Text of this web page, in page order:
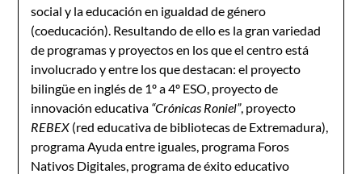
social y la educación en igualdad de género
(coeducación). Resultando de ello es la gran variedad
de programas y proyectos en los que el centro está
involucrado y entre los que destacan: el proyecto
bilingüe en inglés de 1º a 4º ESO, proyecto de
innovación educativa “Crónicas Roniel”, proyecto
REBEX (red educativa de bibliotecas de Extremadura),
programa Ayuda entre iguales, programa Foros
Nativos Digitales, programa de éxito educativo